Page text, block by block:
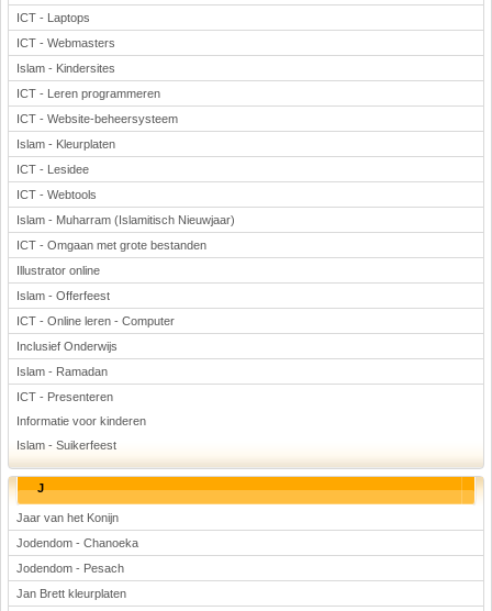
ICT - Laptops
ICT - Webmasters
Islam - Kindersites
ICT - Leren programmeren
ICT - Website-beheersysteem
Islam - Kleurplaten
ICT - Lesidee
ICT - Webtools
Islam - Muharram (Islamitisch Nieuwjaar)
ICT - Omgaan met grote bestanden
Illustrator online
Islam - Offerfeest
ICT - Online leren - Computer
Inclusief Onderwijs
Islam - Ramadan
ICT - Presenteren
Informatie voor kinderen
Islam - Suikerfeest
J
Jaar van het Konijn
Jodendom - Chanoeka
Jodendom - Pesach
Jan Brett kleurplaten